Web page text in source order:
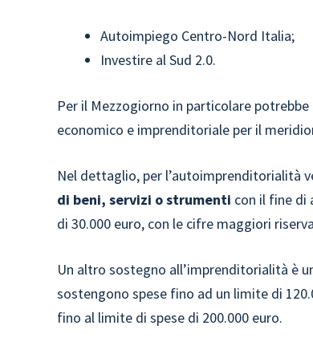
Autoimpiego Centro-Nord Italia;
Investire al Sud 2.0.
Per il Mezzogiorno in particolare
economico e imprenditoriale per il
Nel dettaglio, per l’autoimprenditorialità
di beni, servizi o strumenti con il fine di
di 30.000 euro, con le cifre maggiori
Un altro sostegno all’imprenditorialità è
sostengono spese fino ad un limite di
fino al limite di spese di 200.000 euro.